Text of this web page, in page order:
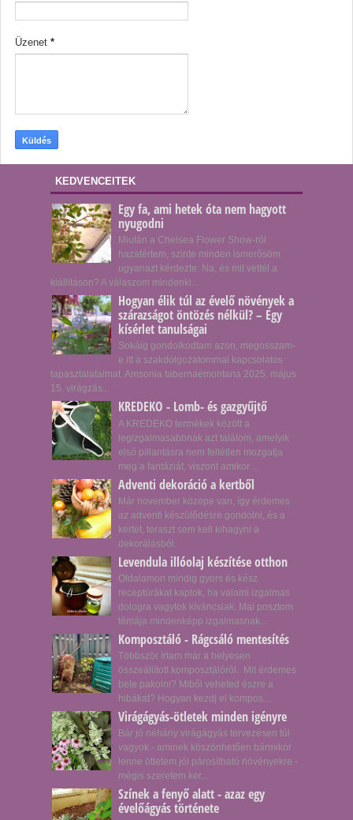
Üzenet *
KEDVENCEITEK
Egy fa, ami hetek óta nem hagyott
nyugodni
Miután a Chelsea Flower Show-ról
hazatértem, szinte minden ismerősöm
ugyanazt kérdezte: Na, és mit vettél a
kiállításon? A válaszom mindenki...
Hogyan élik túl az évelő növények a
szárazságot öntözés nélkül? – Egy
kísérlet tanulságai
Sokáig gondolkodtam azon, megosszam-
e itt a szakdolgozatommal kapcsolatos
tapasztalataimat. Amsonia tabernaemontana 2025. május
15. virágzás...
KREDEKO - Lomb- és gazgyűjtő
A KREDEKO termékek között a
legizgalmasabbnak azt találom, amelyik
első pillantásra nem feltétlen mozgatja
meg a fantáziát, viszont amikor ...
Adventi dekoráció a kertből
Már november közepe van, így érdemes
az adventi készülődésre gondolni, és a
kertet, teraszt sem kell kihagyni a
dekorálásból.
Levendula illóolaj készítése otthon
Oldalamon mindig gyors és kész
receptúrákat kaptok, ha valami izgalmas
dologra vagytok kíváncsiak. Mai posztom
témája mindenképp izgalmasnak...
Komposztáló - Rágcsáló mentesítés
Többször írtam már a helyesen
összeállított komposztálóról. Mit érdemes
bele pakolni? Miből veheted észre a
hibákat? Hogyan kezdj el kompos...
Virágágyás-ötletek minden igényre
Bár jó néhány virágágyás tervezésen túl
vagyok - aminek köszönhetően bármikor
lenne ötletem jól párosítható növényekre -
mégis szeretem ker...
Színek a fenyő alatt - azaz egy
évelőágyás története